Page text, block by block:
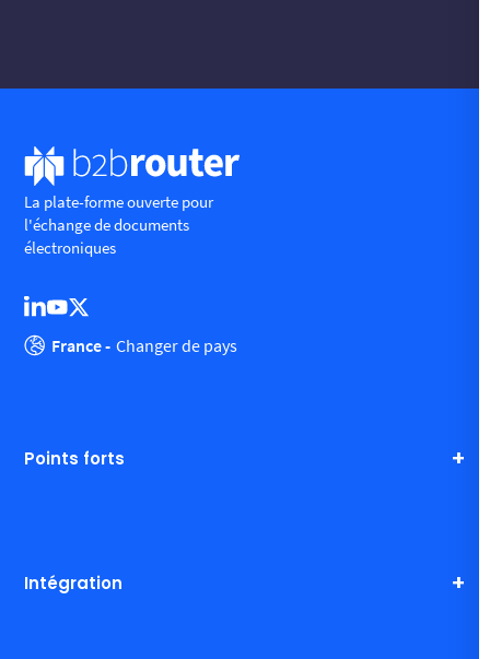
La plate-forme ouverte pour
l'échange de documents
électroniques
France - Changer de pays
Points forts
Intégration